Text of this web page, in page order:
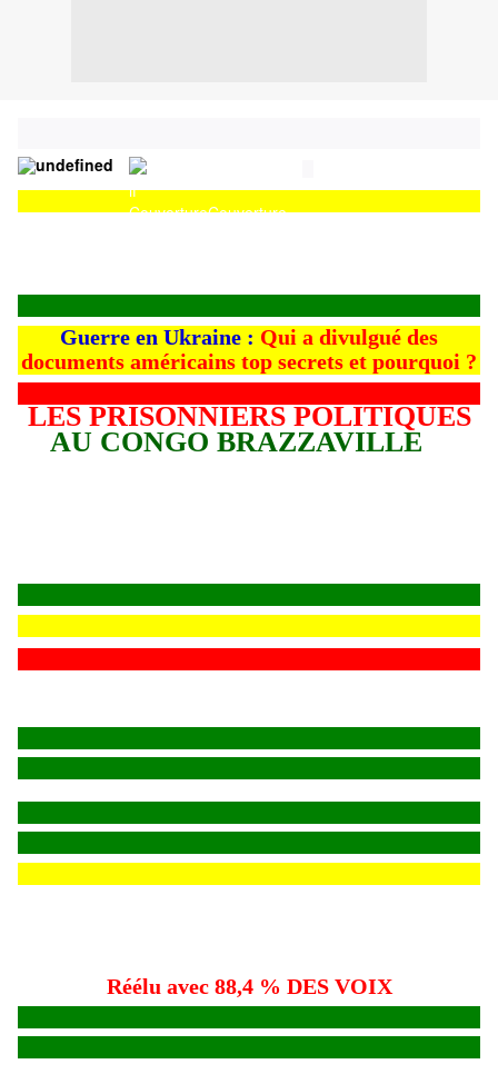
CouvertureCouverture
Guerre en Ukraine : Qui a divulgué des
documents américains top secrets et pourquoi ?
LES PRISONNIERS POLITIQUES
AU CONGO BRAZZAVILLE
Réélu avec 88,4 % DES VOIX